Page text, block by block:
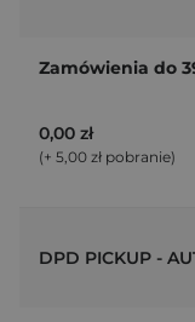
0,00 zł
(+ 5,00 zł pobranie)
DPD PICKUP -